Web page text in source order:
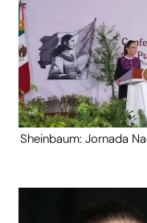
Sheinbaum: Jornada